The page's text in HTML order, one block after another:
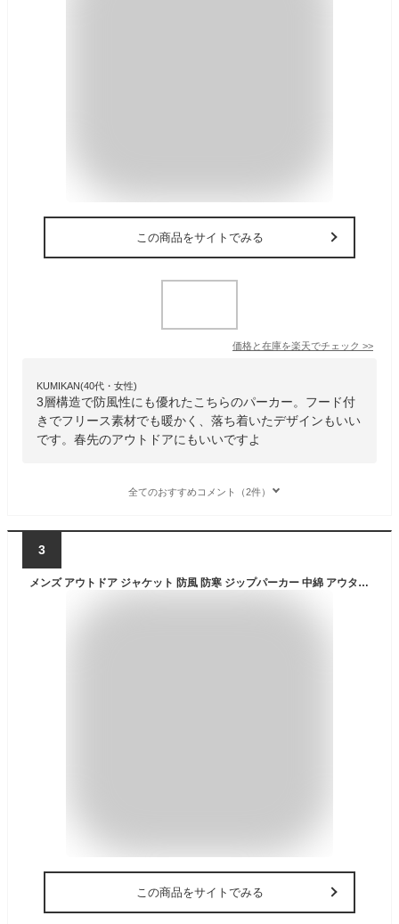
この商品をサイトでみる
価格と在庫を楽天でチェック >>
KUMIKAN(40代・女性)
3層構造で防風性にも優れたこちらのパーカー。フード付
きでフリース素材でも暖かく、落ち着いたデザインもいい
です。春先のアウトドアにもいいですよ
全てのおすすめコメント（2件）
3
メンズ アウトドア ジャケット 防風 防寒 ジップパーカー 中綿 アウター TULTEX ストレッチ ジャンパー フード ブルゾン 厚手 暖かい 3L 大きいサイズ キャンプ 釣り ガーデニング 誕生日プレゼント
この商品をサイトでみる